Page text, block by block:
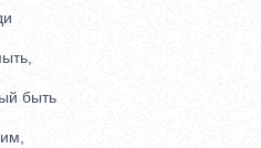
быть